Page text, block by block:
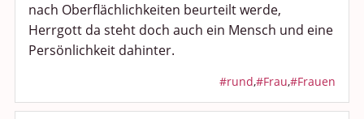
nach Oberflächlichkeiten beurteilt werde,
Herrgott da steht doch auch ein Mensch und eine
Persönlichkeit dahinter.
#rund,#Frau,#Frauen